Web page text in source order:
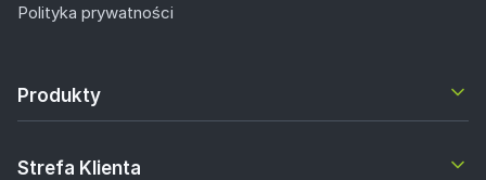
Polityka prywatności
Produkty
Strefa Klienta